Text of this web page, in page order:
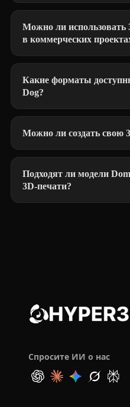
Можно ли использовать
в коммерческих
Какие форматы
Dog?
Можно ли создать свою
Подходят ли модели
3D-печати?
Спросите ИИ о нас